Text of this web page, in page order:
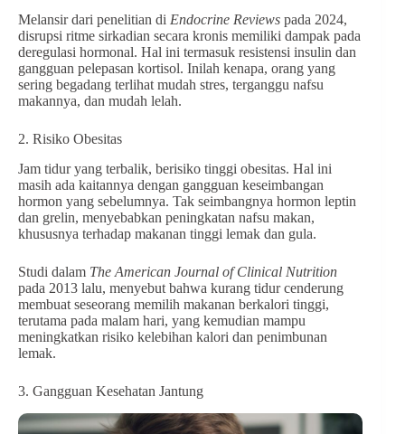
Melansir dari penelitian di Endocrine Reviews pada 2024,
disrupsi ritme sirkadian secara kronis memiliki dampak pada
deregulasi hormonal. Hal ini termasuk resistensi insulin dan
gangguan pelepasan kortisol. Inilah kenapa, orang yang
sering begadang terlihat mudah stres, terganggu nafsu
makannya, dan mudah lelah.
2. Risiko Obesitas
Jam tidur yang terbalik, berisiko tinggi obesitas. Hal ini
masih ada kaitannya dengan gangguan keseimbangan
hormon yang sebelumnya. Tak seimbangnya hormon leptin
dan grelin, menyebabkan peningkatan nafsu makan,
khususnya terhadap makanan tinggi lemak dan gula.
Studi dalam The American Journal of Clinical Nutrition
pada 2013 lalu, menyebut bahwa kurang tidur cenderung
membuat seseorang memilih makanan berkalori tinggi,
terutama pada malam hari, yang kemudian mampu
meningkatkan risiko kelebihan kalori dan penimbunan
lemak.
3. Gangguan Kesehatan Jantung